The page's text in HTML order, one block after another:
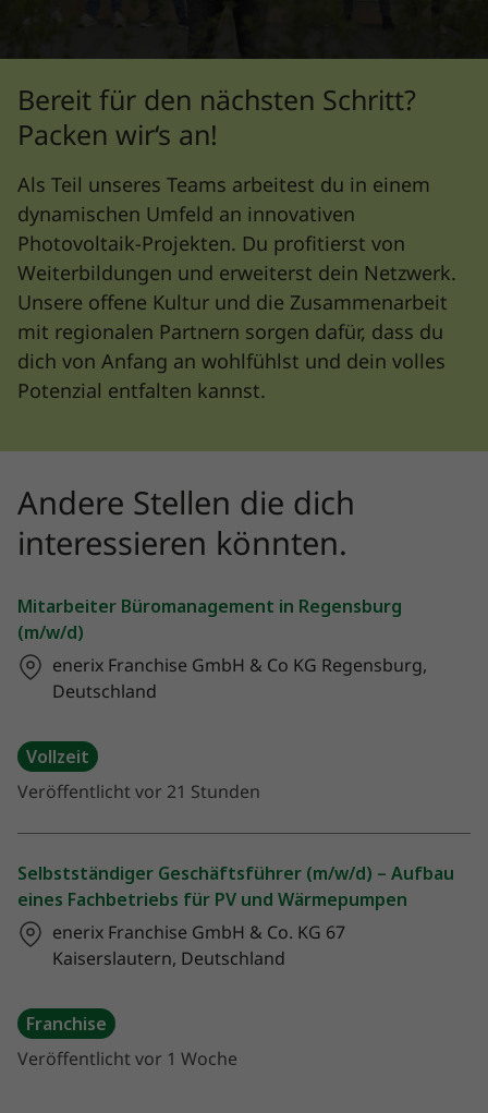
Bereit für den nächsten Schritt?
Packen wir‘s an!
Als Teil unseres Teams arbeitest du in einem
dynamischen Umfeld an innovativen
Photovoltaik-Projekten. Du profitierst von
Weiterbildungen und erweiterst dein Netzwerk.
Unsere offene Kultur und die Zusammenarbeit
mit regionalen Partnern sorgen dafür, dass du
dich von Anfang an wohlfühlst und dein volles
Potenzial entfalten kannst.
Andere Stellen die dich
interessieren könnten.
Mitarbeiter Büromanagement in Regensburg
(m/w/d)
enerix Franchise GmbH & Co KG Regensburg,
Deutschland
Vollzeit
Veröffentlicht vor 21 Stunden
Selbstständiger Geschäftsführer (m/w/d) – Aufbau
eines Fachbetriebs für PV und Wärmepumpen
enerix Franchise GmbH & Co. KG 67
Kaiserslautern, Deutschland
Franchise
Veröffentlicht vor 1 Woche